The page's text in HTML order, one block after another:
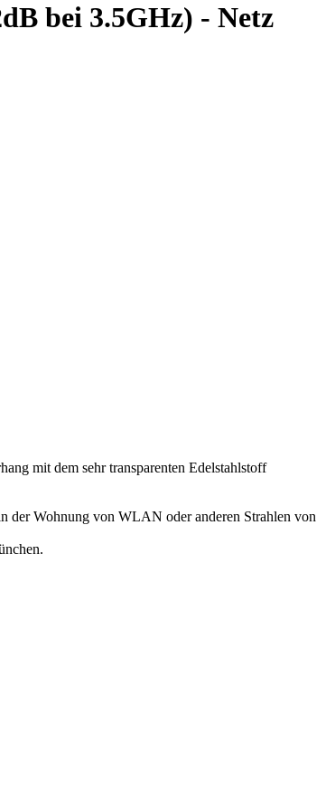
bei 3.5GHz) - Netz
mit dem sehr transparenten Edelstahlstoff
der Wohnung von WLAN oder anderen Strahlen von